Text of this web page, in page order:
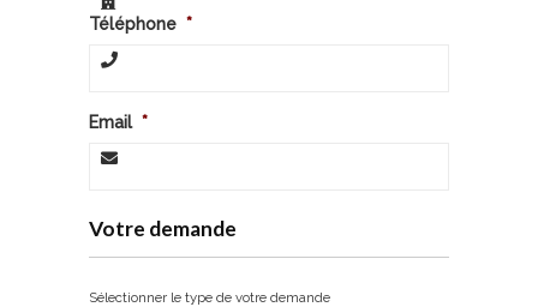
Téléphone *
Email *
Votre demande
Sélectionner le type de votre demande